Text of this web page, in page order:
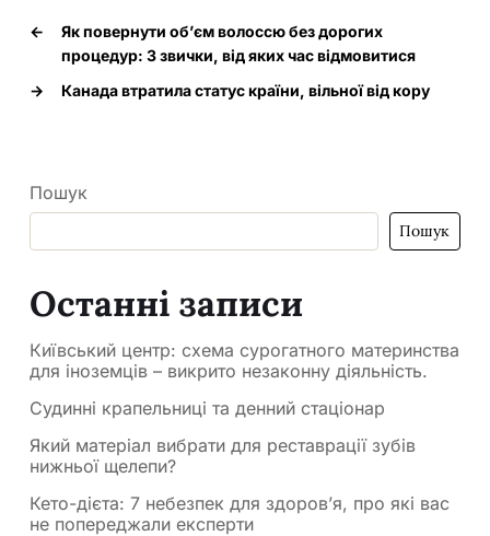
←
Як повернути об’єм волоссю без дорогих
процедур: 3 звички, від яких час відмовитися
→
Канада втратила статус країни, вільної від кору
Пошук
Пошук
Останні записи
Київський центр: схема сурогатного материнства
для іноземців – викрито незаконну діяльність.
Судинні крапельниці та денний стаціонар
Який матеріал вибрати для реставрації зубів
нижньої щелепи?
Кето-дієта: 7 небезпек для здоров’я, про які вас
не попереджали експерти